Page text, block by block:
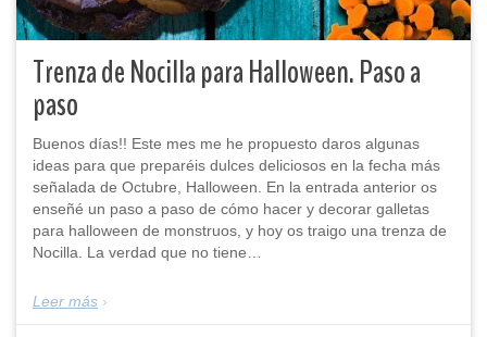
Trenza de Nocilla para Halloween. Paso a
paso
Buenos días!! Este mes me he propuesto daros algunas
ideas para que preparéis dulces deliciosos en la fecha más
señalada de Octubre, Halloween. En la entrada anterior os
enseñé un paso a paso de cómo hacer y decorar galletas
para halloween de monstruos, y hoy os traigo una trenza de
Nocilla. La verdad que no tiene…
Leer más